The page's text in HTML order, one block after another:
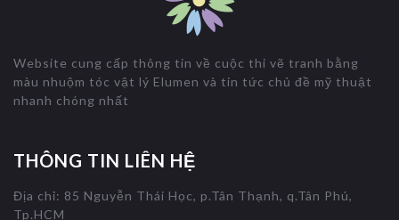
Website cung cấp thông tin về cuộc thi vẽ tranh bằng
màu nhuộm tóc vật lý Elumen và tin tức chủ đề mỹ thuật
nhanh chóng nhất
THÔNG TIN LIÊN HỆ
Địa chỉ: 85 Nguyễn Thái Học, p.Tân Thạnh, q.Tân Phú,
Tp.HCM